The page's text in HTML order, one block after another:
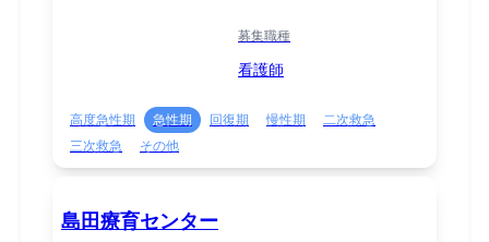
募集職種
看護師
高度急性期 急性期 回復期 慢性期
二次救急
三次救急
その他
島田療育センター